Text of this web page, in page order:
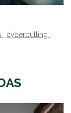
cyberbulling